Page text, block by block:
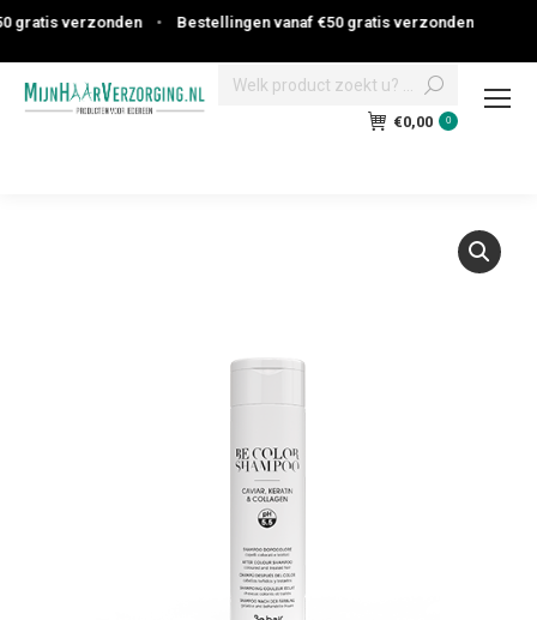
verzonden • Bestellingen vanaf €50 gratis verzonden
Search:
€0,00 0